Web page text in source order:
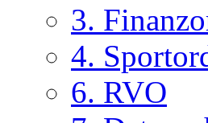
3.
4.
6. RVO